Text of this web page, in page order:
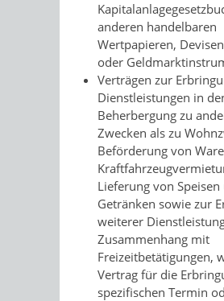
anderen handelbaren
Wertpapieren,
oder
Verträgen zur
Dienstleistungen in
Beherbergung zu
Zwecken als zu
Beförderung von
Lieferung von Speisen
Getränken sowie zur
weiterer
Zusammenhang mit
Freizeitbetätigungen,
Vertrag für die
spezifischen Termin